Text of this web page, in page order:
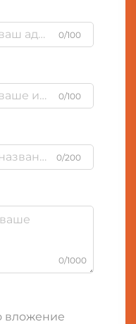
0/100
0/100
0/200
0/1000
вложение